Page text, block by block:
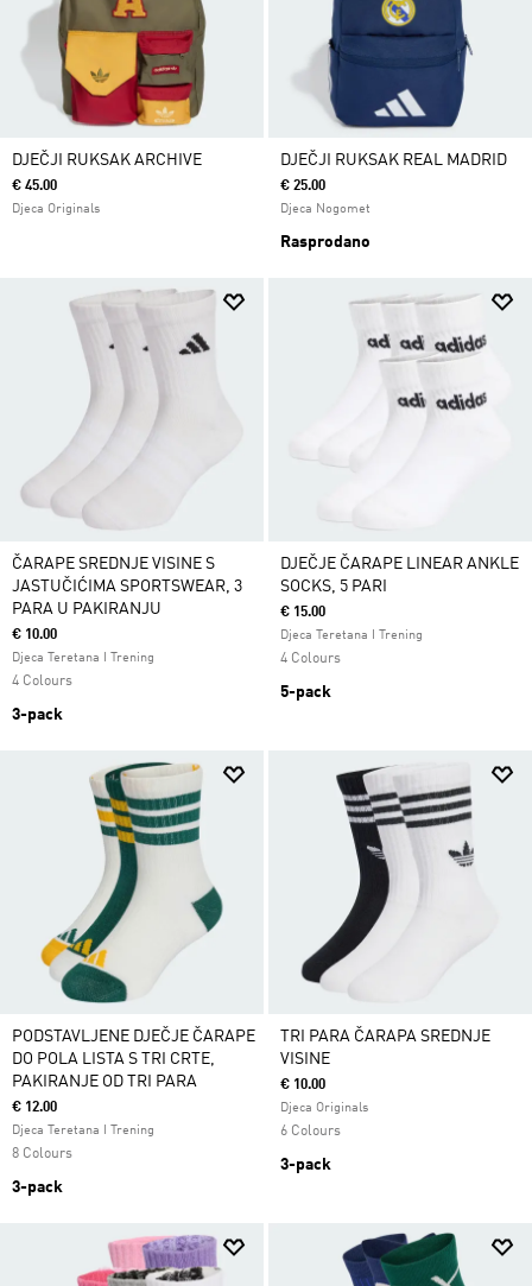
DJEČJI RUKSAK ARCHIVE
€ 45.00
Djeca Originals
DJEČJI RUKSAK REAL MADRID
€ 25.00
Djeca Nogomet
Rasprodano
ČARAPE SREDNJE VISINE S
JASTUČIĆIMA SPORTSWEAR, 3
PARA U PAKIRANJU
€ 10.00
Djeca Teretana I Trening
4 Colours
3-pack
DJEČJE ČARAPE LINEAR ANKLE
SOCKS, 5 PARI
€ 15.00
Djeca Teretana I Trening
4 Colours
5-pack
PODSTAVLJENE DJEČJE ČARAPE
DO POLA LISTA S TRI CRTE,
PAKIRANJE OD TRI PARA
€ 12.00
Djeca Teretana I Trening
8 Colours
3-pack
TRI PARA ČARAPA SREDNJE
VISINE
€ 10.00
Djeca Originals
6 Colours
3-pack